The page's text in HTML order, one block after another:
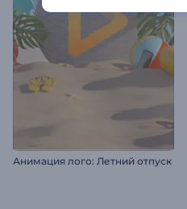
Анимация лого: Летний отпуск